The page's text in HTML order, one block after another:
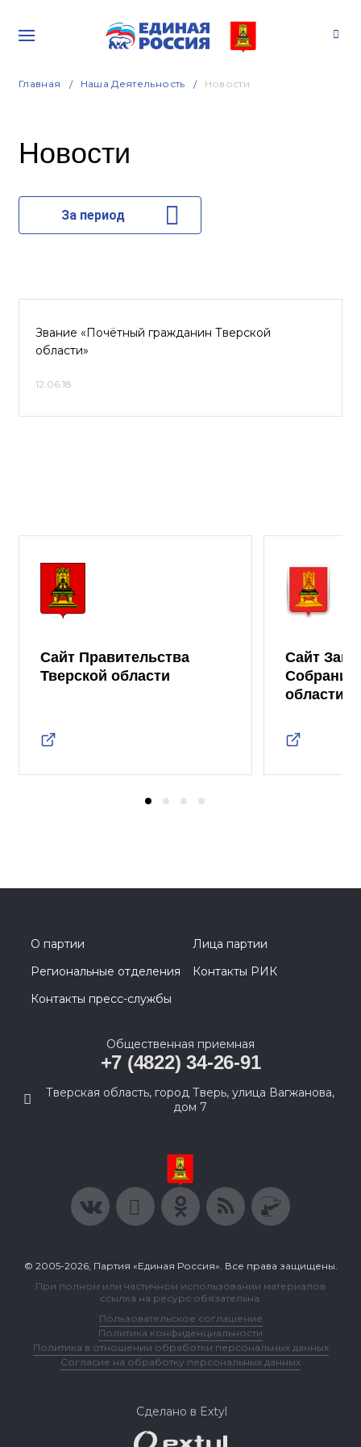
Главная Наша Деятельность Новости
Новости
За период
Звание «Почётный гражданин Тверской
области»
12.06.18
Сайт Правительства
Тверской области
Сайт
Собрания
области
О партии
Лица партии
Региональные отделения
Контакты РИК
Контакты пресс-службы
Общественная приемная
+7 (4822) 34-26-91
Тверская область, город Тверь, улица Вагжанова,
дом 7
© 2005-2026, Партия «Единая Россия». Все права защищены.
При полном или частичном использовании материалов
ссылка на ресурс обязательна.
Пользовательское соглашение
Политика конфиденциальности
Политика в отношении обработки персональных данных
Согласие на обработку персональных данных
Сделано в Extyl